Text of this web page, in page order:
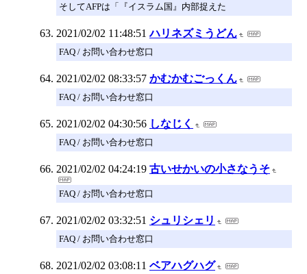
そしてAFPは「『イスラム国』内部捉えた
2021/02/02 11:48:51 ハリネズミうどん
FAQ / お問い合わせ窓口
2021/02/02 08:33:57 かむかむごっくん
FAQ / お問い合わせ窓口
2021/02/02 04:30:56 しなじく
FAQ / お問い合わせ窓口
2021/02/02 04:24:19 古いせかいの小さなうそ
FAQ / お問い合わせ窓口
2021/02/02 03:32:51 シュリシェリ
FAQ / お問い合わせ窓口
2021/02/02 03:08:11 ベアハグハグ